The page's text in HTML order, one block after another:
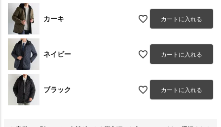
カーキ カートに入れる
ネイビー カートに入れる
ブラック カートに入れる